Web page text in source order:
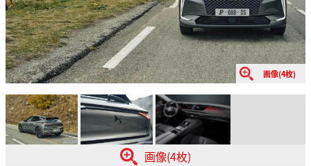
画像(4枚)
画像(4枚)